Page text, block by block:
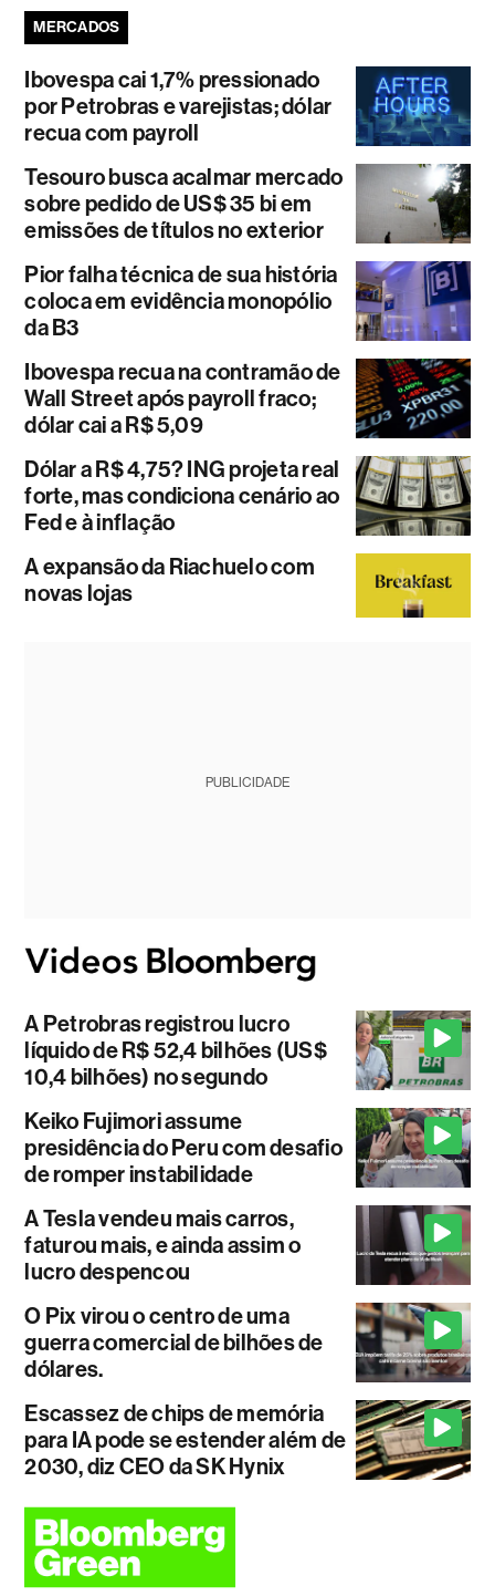
MERCADOS
Ibovespa cai 1,7% pressionado
por Petrobras e varejistas; dólar
recua com payroll
Tesouro busca acalmar mercado
sobre pedido de US$ 35 bi em
emissões de títulos no exterior
Pior falha técnica de sua história
coloca em evidência monopólio
da B3
Ibovespa recua na contramão de
Wall Street após payroll fraco;
dólar cai a R$ 5,09
Dólar a R$ 4,75? ING projeta real
forte, mas condiciona cenário ao
Fed e à inflação
A expansão da Riachuelo com
novas lojas
PUBLICIDADE
A Petrobras registrou lucro
líquido de R$ 52,4 bilhões (US$
10,4 bilhões) no segundo
Keiko Fujimori assume
presidência do Peru com desafio
de romper instabilidade
A Tesla vendeu mais carros,
faturou mais, e ainda assim o
lucro despencou
O Pix virou o centro de uma
guerra comercial de bilhões de
dólares.
Escassez de chips de memória
para IA pode se estender além de
2030, diz CEO da SK Hynix